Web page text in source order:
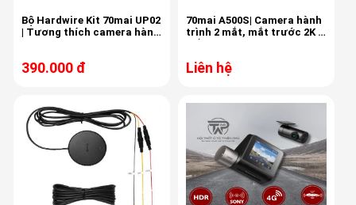
Bộ Hardwire Kit 70mai UP02
| Tương thích camera hành
390.000 đ
70mai A500S| Camera hành
trình 2 mắt, mắt trước 2K -
Liên hệ